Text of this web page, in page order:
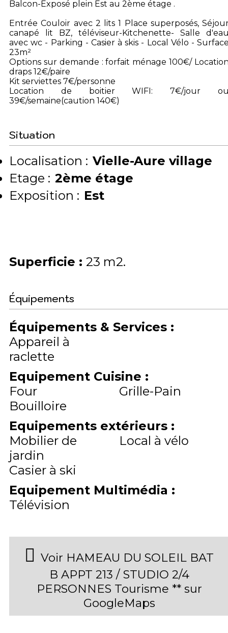
Balcon-Exposé plein Est au 2ème étage .
Entrée Couloir avec 2 lits 1 Place superposés,
canapé lit BZ, téléviseur-Kitchenette- Salle
avec wc - Parking - Casier à skis - Local Vélo -
23m²
Options sur demande : forfait ménage 100€/
draps 12€/paire
Kit serviettes 7€/personne
Location de boitier WIFI: 7€/jour
39€/semaine(caution 140€)
Situation
Localisation : Vielle-Aure village
Etage : 2ème étage
Exposition : Est
Superficie : 23 m2
Équipements
Équipements & Services :
Appareil à
raclette
Equipement Cuisine :
Four
Grille-Pain
Bouilloire
Equipements extérieurs :
Mobilier de
jardin
Local à vélo
Casier à ski
Equipement Multimédia :
Télévision
Voir HAMEAU DU SOLEIL BAT
B APPT 213 / STUDIO 2/4
PERSONNES Tourisme ** sur
GoogleMaps